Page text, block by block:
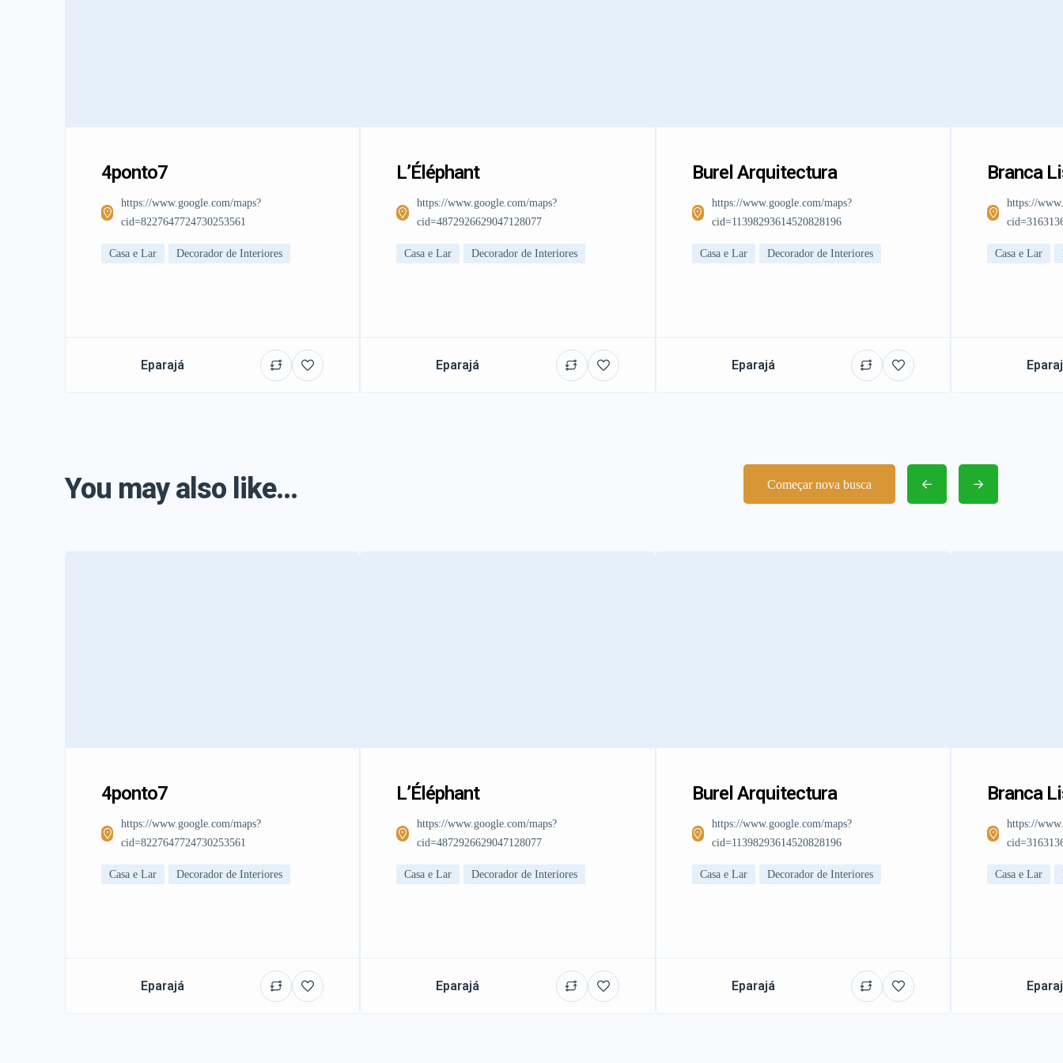
4ponto7
https://www.google.com/maps?
cid=8227647724730253561
Casa e Lar Decorador de Interiores
Eparajá
L’Éléphant
https://www.google.com/maps?
cid=4872926629047128077
Casa e Lar Decorador de Interiores
Eparajá
Burel Arquitectura
https://www.google.com/maps?
cid=11398293614520828196
Casa e Lar Decorador de Interiores
Eparajá
Branca
https://
Casa e Lar
You may also like... Começar nova busca
4ponto7
https://www.google.com/maps?
cid=8227647724730253561
Casa e Lar Decorador de Interiores
Eparajá
L’Éléphant
https://www.google.com/maps?
cid=4872926629047128077
Casa e Lar Decorador de Interiores
Eparajá
Burel Arquitectura
https://www.google.com/maps?
cid=11398293614520828196
Casa e Lar Decorador de Interiores
Eparajá
Branca
https://
Casa e Lar